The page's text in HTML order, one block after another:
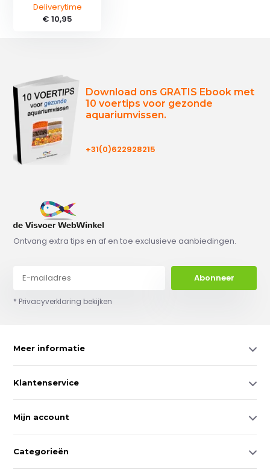
Deliverytime
€ 10,95
Download ons GRATIS Ebook met
10 voertips voor gezonde
aquariumvissen.
+31(0)622928215
Ontvang extra tips en af en toe exclusieve aanbiedingen.
Abonneer
* Privacyverklaring bekijken
Meer informatie
Klantenservice
Mijn account
Categorieën